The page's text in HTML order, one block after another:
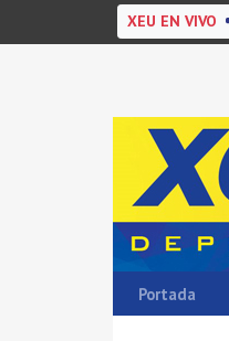
XEU EN VIVO
Portada